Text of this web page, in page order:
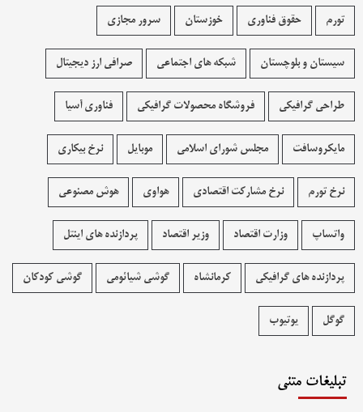
تورم حقوق فناوری خوزستان سرور مجازی
سیستان و بلوچستان شبکه های اجتماعی صرافی ارز دیجیتال
طراحی گرافیکی فروشگاه محصولات گرافيکی فناوری آسیا
مایکروسافت مجلس شورای اسلامی موبایل نرخ بیکاری
نرخ تورم نرخ مشارکت اقتصادی هواوی هوش مصنوعی
واتساپ وزارت اقتصاد وزیر اقتصاد پردازنده های اینتل
پردازنده های گرافیکی کرمانشاه گوشی شیائومی گوشی کودکان
گوگل یوتیوب
تبلیغات متنی